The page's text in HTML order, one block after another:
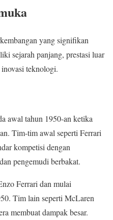
yang signifikan
sejarah panjang, prestasi luar
teknologi.
awal tahun 1950-an ketika
Tim-tim awal seperti Ferrari
kompetisi dengan
pengemudi berbakat.
Ferrari dan mulai
Tim lain seperti McLaren
membuat dampak besar.